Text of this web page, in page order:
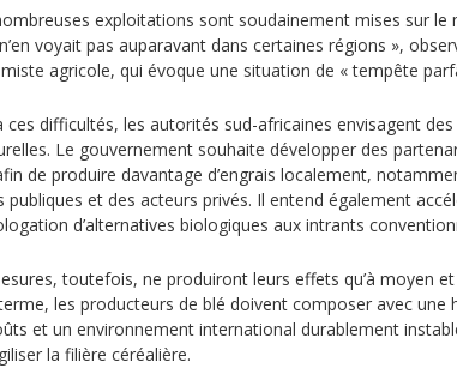
exploitations sont soudainement mises sur le
voyait pas auparavant dans certaines régions »,
agricole, qui évoque une situation de « tempête
ces difficultés, les autorités sud-africaines envisagent
Le gouvernement souhaite développer des
de produire davantage d’engrais localement,
publiques et des acteurs privés. Il entend également
d’alternatives biologiques aux intrants
toutefois, ne produiront leurs effets qu’à moyen
les producteurs de blé doivent composer avec une
et un environnement international durablement
la filière céréalière.